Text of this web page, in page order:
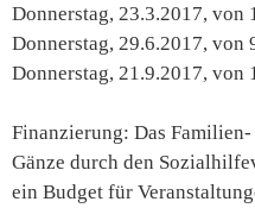
Donnerstag, 23.3.2017, von
Donnerstag, 29.6.2017, von
Donnerstag, 21.9.2017, von
Finanzierung: Das
Gänze durch den
ein Budget für